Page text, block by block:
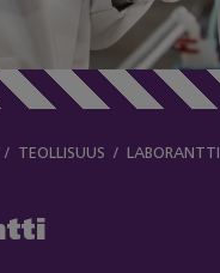
TEOLLISUUS LABORANTTI